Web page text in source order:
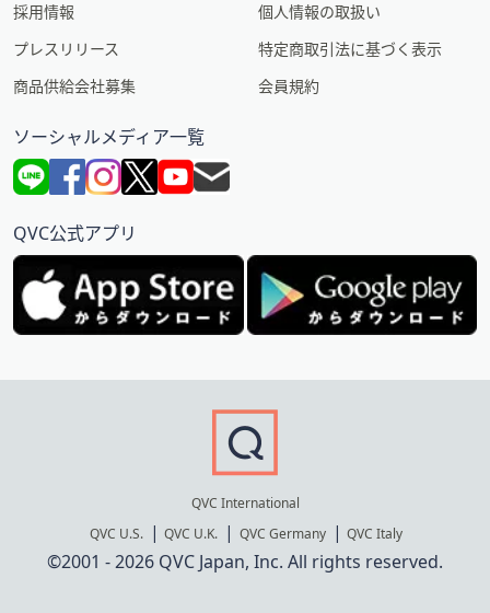
採用情報
プレスリリース
商品供給会社募集
個人情報の取扱い
特定商取引法に基づく表示
会員規約
ソーシャルメディア一覧
QVC公式アプリ
QVC International
QVC U.S.
QVC U.K. QVC Germany QVC Italy
©2001 - 2026 QVC Japan, Inc. All rights reserved.